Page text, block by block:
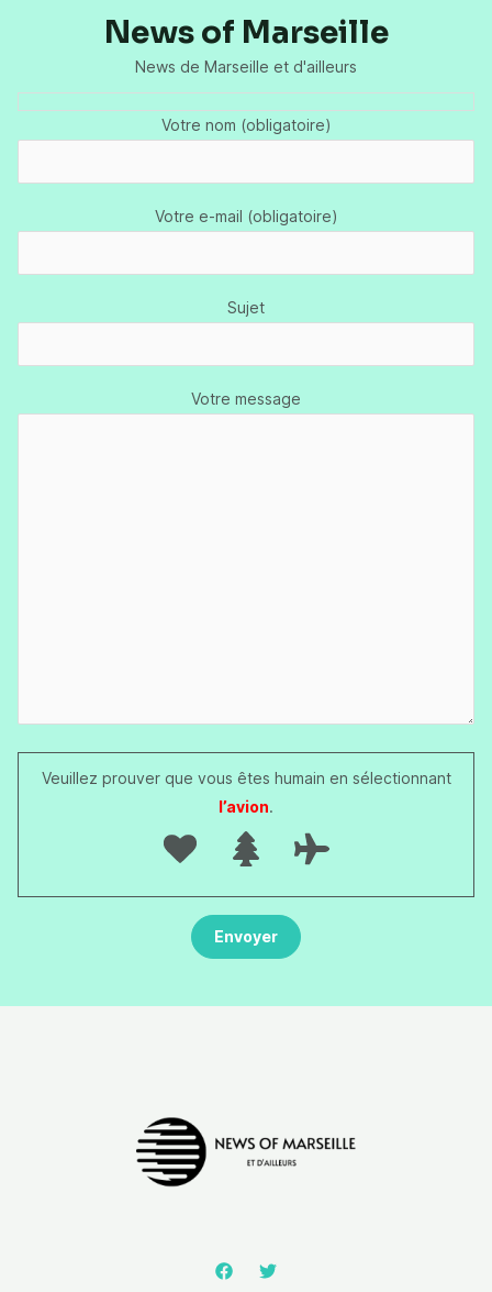
News of Marseille
News de Marseille et d'ailleurs
Votre nom (obligatoire)
Votre e-mail (obligatoire)
Sujet
Votre message
Veuillez prouver que vous êtes humain en sélectionnant
l’avion.